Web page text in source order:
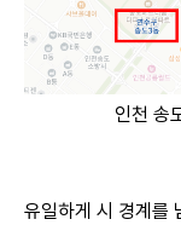
인천 송
유일하게 시 경계를